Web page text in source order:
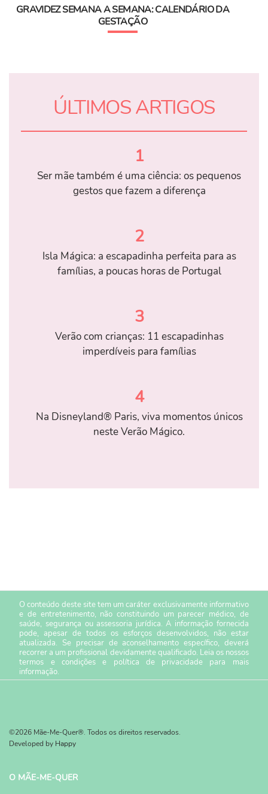
GRAVIDEZ SEMANA A SEMANA: CALENDÁRIO DA
GESTAÇÃO
ÚLTIMOS ARTIGOS
1
Ser mãe também é uma ciência: os pequenos
gestos que fazem a diferença
2
Isla Mágica: a escapadinha perfeita para as
famílias, a poucas horas de Portugal
3
Verão com crianças: 11 escapadinhas
imperdíveis para famílias
4
Na Disneyland® Paris, viva momentos únicos
neste Verão Mágico.
O conteúdo deste site tem um caráter exclusivamente informativo
e de entretenimento, não constituindo um parecer médico, de
saúde, segurança ou assessoria jurídica. A informação fornecida
pode, apesar de todos os esforços desenvolvidos, não estar
atualizada. Se precisar de aconselhamento específico, deverá
recorrer a um profissional devidamente qualificado. Leia os nossos
termos e condiçõese política de privacidade para mais
informação.
©2026 Mãe-Me-Quer®. Todos os direitos reservados.
Developed by Happy
O MÃE-ME-QUER